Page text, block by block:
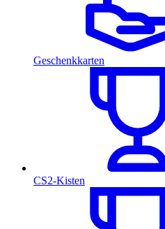
Geschenkkarten
CS2-Kisten